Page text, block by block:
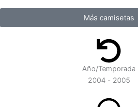
Más camisetas
Año/Temporada
2004 - 2005